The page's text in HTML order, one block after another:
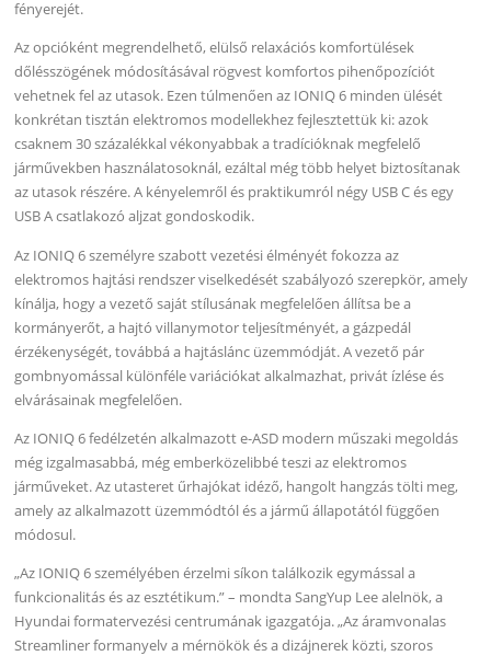
fényerejét.
Az opcióként megrendelhető, elülső relaxációs komfortülések
dőlésszögének módosításával rögvest komfortos pihenőpozíciót
vehetnek fel az utasok. Ezen túlmenően az IONIQ 6 minden ülését
konkrétan tisztán elektromos modellekhez fejlesztettük ki: azok
csaknem 30 százalékkal vékonyabbak a tradícióknak megfelelő
járművekben használatosoknál, ezáltal még több helyet biztosítanak
az utasok részére. A kényelemről és praktikumról négy USB C és egy
USB A csatlakozó aljzat gondoskodik.
Az IONIQ 6 személyre szabott vezetési élményét fokozza az
elektromos hajtási rendszer viselkedését szabályozó szerepkör, amely
kínálja, hogy a vezető saját stílusának megfelelően állítsa be a
kormányerőt, a hajtó villanymotor teljesítményét, a gázpedál
érzékenységét, továbbá a hajtáslánc üzemmódját. A vezető pár
gombnyomással különféle variációkat alkalmazhat, privát ízlése és
elvárásainak megfelelően.
Az IONIQ 6 fedélzetén alkalmazott e-ASD modern műszaki megoldás
még izgalmasabbá, még emberközelibbé teszi az elektromos
járműveket. Az utasteret űrhajókat idéző, hangolt hangzás tölti meg,
amely az alkalmazott üzemmódtól és a jármű állapotától függően
módosul.
„Az IONIQ 6 személyében érzelmi síkon találkozik egymással a
funkcionalitás és az esztétikum.” – mondta SangYup Lee alelnök, a
Hyundai formatervezési centrumának igazgatója. „Az áramvonalas
Streamliner formanyelv a mérnökök és a dizájnerek közti, szoros